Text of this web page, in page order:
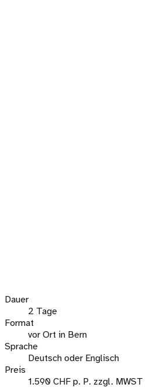
Dauer
2 Tage
Format
vor Ort in Bern
Sprache
Deutsch oder Englisch
Preis
1.590 CHF p. P. zzgl. MWST